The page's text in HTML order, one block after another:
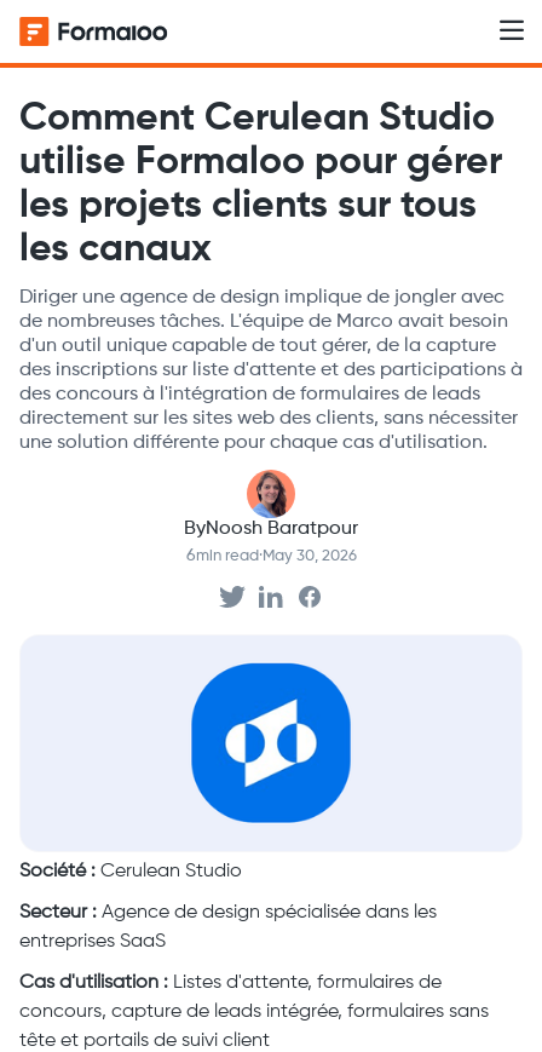
Comment Cerulean Studio
utilise Formaloo pour gérer
les projets clients sur tous
les canaux
Diriger une agence de design implique de jongler avec
de nombreuses tâches. L'équipe de Marco avait besoin
d'un outil unique capable de tout gérer, de la capture
des inscriptions sur liste d'attente et des participations à
des concours à l'intégration de formulaires de leads
directement sur les sites web des clients, sans nécessiter
une solution différente pour chaque cas d'utilisation.
ByNoosh Baratpour
6min read·May 30, 2026
Société : Cerulean Studio
Secteur : Agence de design spécialisée dans les
entreprises SaaS
Cas d'utilisation : Listes d'attente, formulaires de
concours, capture de leads intégrée, formulaires sans
tête et portails de suivi client